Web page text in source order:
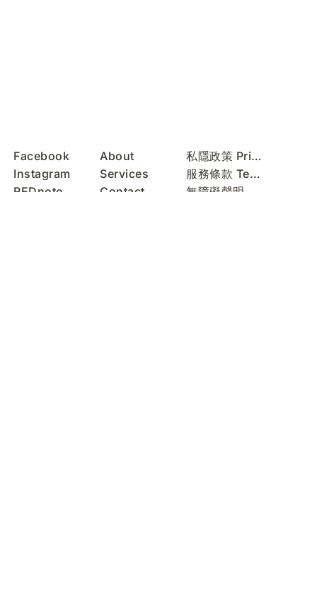
Facebook
Instagram
REDnote
About
Services
Contact
私隱政策 Privacy Policy
服務條款 Terms of Use